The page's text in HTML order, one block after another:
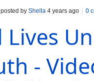
posted by Shella 4 years ago 0
Lives
-